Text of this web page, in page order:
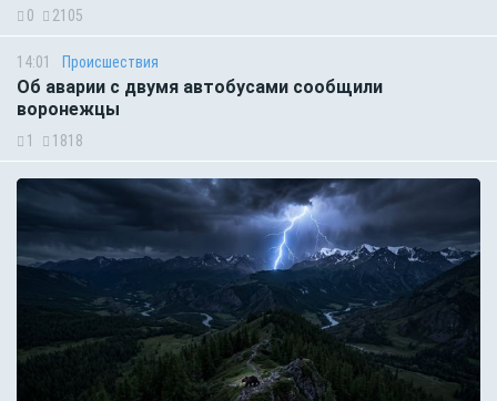
0 2105
14:01 Происшествия
Об аварии с двумя автобусами сообщили
воронежцы
1 1818